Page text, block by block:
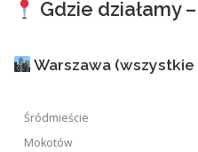
Gdzie działamy
Warszawa
Śródmieście
Mokotów